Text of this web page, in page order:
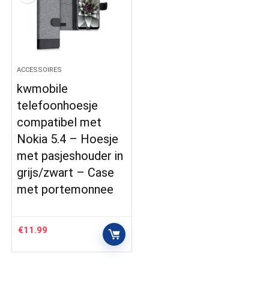
ACCESSOIRES
kwmobile
telefoonhoesje
compatibel met
Nokia 5.4 – Hoesje
met pasjeshouder in
grijs/zwart – Case
met portemonnee
€11.99